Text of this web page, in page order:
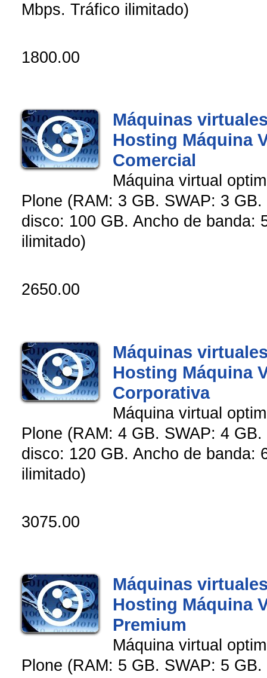
Mbps. Tráfico ilimitado)
1800.00
Máquinas
Hosting Máquina
Comercial
Máquina virtual
Plone (RAM: 3 GB. SWAP: 3
disco: 100 GB. Ancho de banda:
ilimitado)
2650.00
Máquinas
Hosting Máquina
Corporativa
Máquina virtual
Plone (RAM: 4 GB. SWAP: 4
disco: 120 GB. Ancho de banda:
ilimitado)
3075.00
Máquinas
Hosting Máquina
Premium
Máquina virtual
Plone (RAM: 5 GB. SWAP: 5